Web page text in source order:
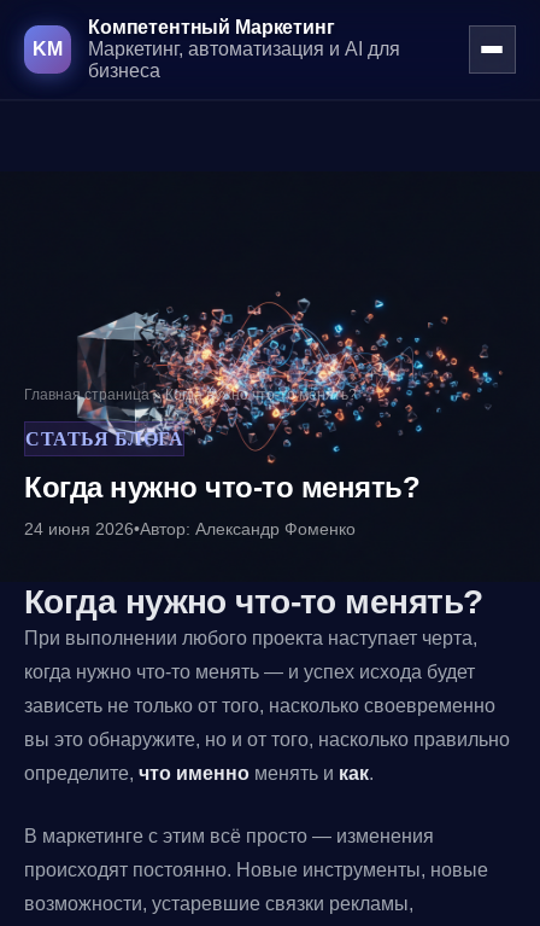
KM
Компетентный Маркетинг
Маркетинг, автоматизация и AI для
бизнеса
Главная страница»Когда нужно что-то менять?
СТАТЬЯ БЛОГА
Когда нужно что-то менять?
24 июня 2026•Автор: Александр Фоменко
Когда нужно что-то менять?
При выполнении любого проекта наступает черта,
когда нужно что-то менять — и успех исхода будет
зависеть не только от того, насколько своевременно
вы это обнаружите, но и от того, насколько правильно
определите, что именно менять и как.
В маркетинге с этим всё просто — изменения
происходят постоянно. Новые инструменты, новые
возможности, устаревшие связки рекламы,